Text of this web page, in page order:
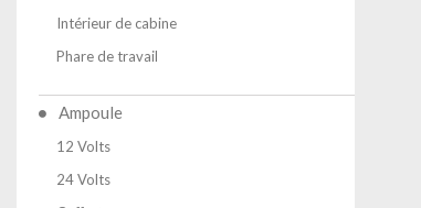
Intérieur de cabine
Phare de travail
Ampoule
12 Volts
24 Volts